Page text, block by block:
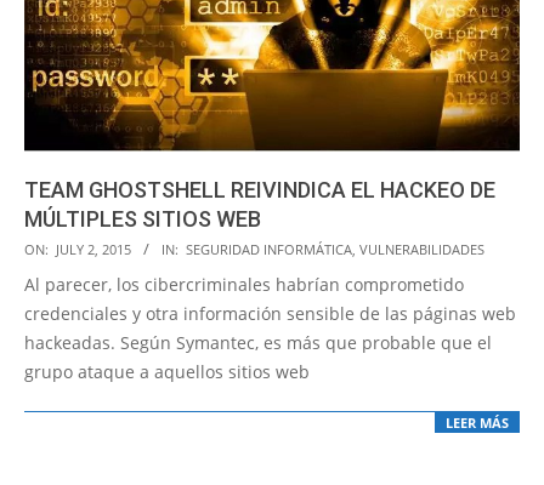
TEAM GHOSTSHELL REIVINDICA EL HACKEO DE
MÚLTIPLES SITIOS WEB
2015-
07-
02
ON: JULY 2, 2015 IN: SEGURIDAD INFORMÁTICA, VULNERABILIDADES
Al parecer, los cibercriminales habrían comprometido
credenciales y otra información sensible de las páginas web
hackeadas. Según Symantec, es más que probable que el
grupo ataque a aquellos sitios web
LEER MÁS